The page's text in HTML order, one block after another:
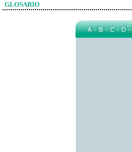
GLOSARIO